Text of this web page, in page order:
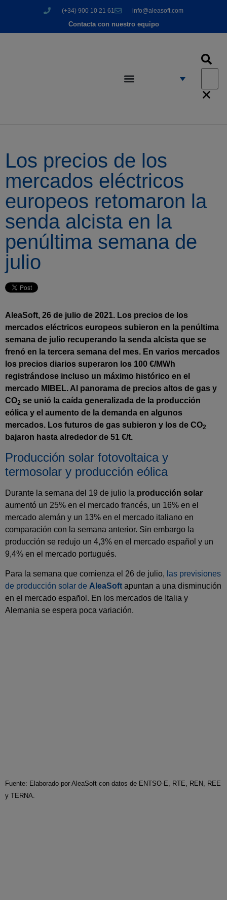
(+34) 900 10 21 61 info@aleasoft.com
Contacta con nuestro equipo
Los precios de los
mercados eléctricos
europeos retomaron la
senda alcista en la
penúltima semana de
julio
AleaSoft, 26 de julio de 2021. Los precios de los
mercados eléctricos europeos subieron en la penúltima
semana de julio recuperando la senda alcista que se
frenó en la tercera semana del mes. En varios mercados
los precios diarios superaron los 100 €/MWh
registrándose incluso un máximo histórico en el
mercado MIBEL. Al panorama de precios altos de gas y
CO2 se unió la caída generalizada de la producción
eólica y el aumento de la demanda en algunos
mercados. Los futuros de gas subieron y los de CO2
bajaron hasta alrededor de 51 €/t.
Producción solar fotovoltaica y
termosolar y producción eólica
Durante la semana del 19 de julio la producción solar
aumentó un 25% en el mercado francés, un 16% en el
mercado alemán y un 13% en el mercado italiano en
comparación con la semana anterior. Sin embargo la
producción se redujo un 4,3% en el mercado español y un
9,4% en el mercado portugués.
Para la semana que comienza el 26 de julio, las previsiones
de producción solar de AleaSoft apuntan a una disminución
en el mercado español. En los mercados de Italia y
Alemania se espera poca variación.
Fuente: Elaborado por AleaSoft con datos de ENTSO-E, RTE, REN, REE
y TERNA.